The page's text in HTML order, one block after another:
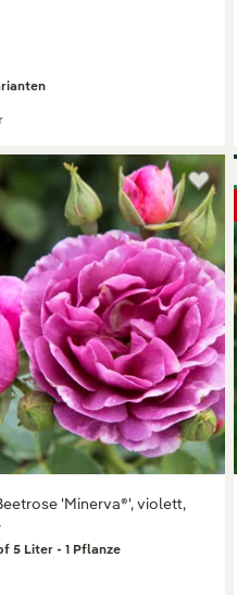
'Minerva®', violett,
5 Liter - 1 Pflanze